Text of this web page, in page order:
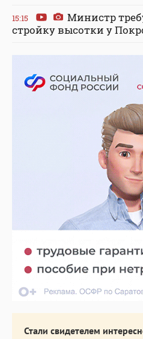
15:15
Министр
стройку высотки у
Стали свидетелем